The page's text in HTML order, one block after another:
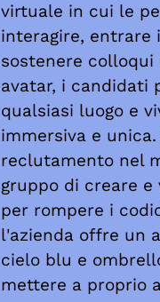
virtuale in cui le
interagire, entrare
sostenere colloqui
avatar, i candidati
qualsiasi luogo e
immersiva e
reclutamento nel
gruppo di creare e
per rompere i
l'azienda offre un
cielo blu e
mettere a proprio